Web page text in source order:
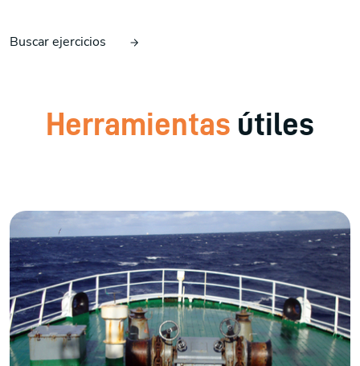
Buscar ejercicios
Herramientas útiles